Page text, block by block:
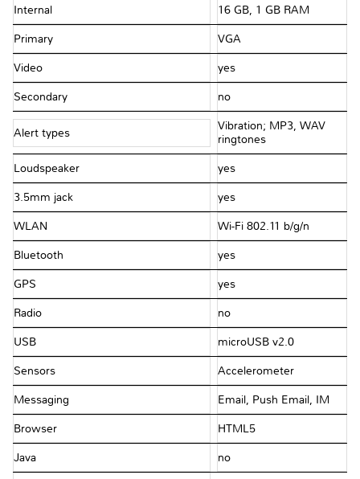
Internal 16 GB, 1 GB RAM
Primary VGA
Video yes
Secondary no
Alert types
Vibration; MP3, WAV
ringtones
Loudspeaker yes
3.5mm jack yes
WLAN Wi-Fi 802.11 b/g/n
Bluetooth yes
GPS yes
Radio no
USB microUSB v2.0
Sensors Accelerometer
Messaging Email, Push Email, IM
Browser HTML5
Java no